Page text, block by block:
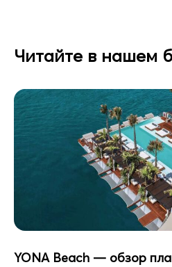
Читайте в нашем
YONA Beach — обзор